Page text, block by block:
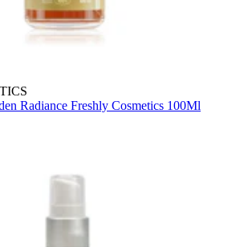
Radiance Freshly Cosmetics 100Ml